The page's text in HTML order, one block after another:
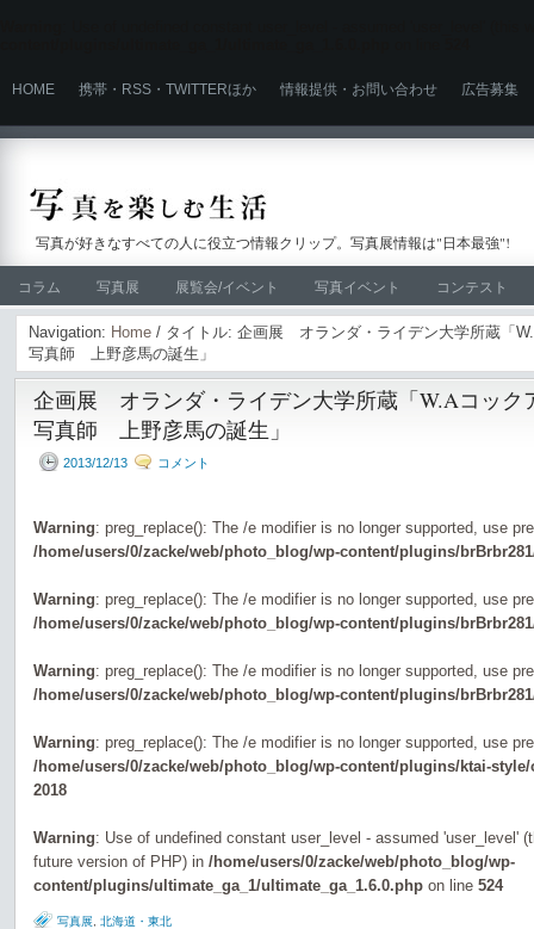
HOME 携帯・RSS・TWITTERほか 情報提供・お問い合わせ 広告募集
写真が好きなすべての人に役立つ情報クリップ。写真展情報は"日本最強"!
コラム 写真展 展覧会/イベント 写真イベント コンテスト
Navigation: Home / タイトル: 企画展 オランダ・ライデン大学所蔵「
写真師 上野彦馬の誕生」
企画展 オランダ・ライデン大学所蔵「W.Aコック
写真師 上野彦馬の誕生」
2013/12/13 コメント
Warning: preg_replace(): The /e modifier is no longer supported, use
/home/users/0/zacke/web/photo_blog/wp-content/plugins/
Warning: preg_replace(): The /e modifier is no longer supported, use
/home/users/0/zacke/web/photo_blog/wp-content/plugins/
Warning: preg_replace(): The /e modifier is no longer supported, use
/home/users/0/zacke/web/photo_blog/wp-content/plugins/
Warning: preg_replace(): The /e modifier is no longer supported, use
/home/users/0/zacke/web/photo_blog/wp-content/plugins/ktai-
2018
Warning: Use of undefined constant user_level - assumed 'user_level'
future version of PHP) in /home/users/0/zacke/web/photo_blog/wp-
content/plugins/ultimate_ga_1/ultimate_ga_1.6.0.php on line 524
写真展 北海道・東北